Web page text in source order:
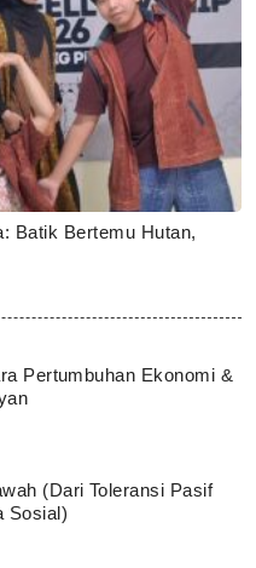
Batik Bertemu Hutan,
Pertumbuhan Ekonomi &
(Dari Toleransi Pasif
Sosial)